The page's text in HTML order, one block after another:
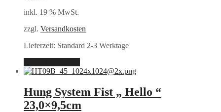
inkl. 19 % MwSt.
zzgl. Versandkosten
Lieferzeit: Standard 2-3 Werktage
Hung System Fist „ Hello “
23,0×9,5cm